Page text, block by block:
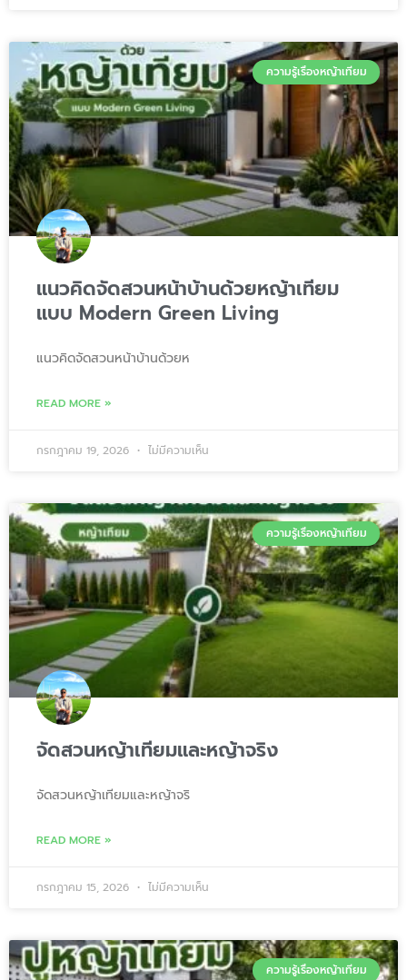
ความรู้เรื่องหญ้าเทียม
แนวคิดจัดสวนหน้าบ้านด้วยหญ้าเทียม
แบบ Modern Green Living
แนวคิดจัดสวนหน้าบ้านด้วยห
READ MORE »
กรกฎาคม 19, 2026 ไม่มีความเห็น
ความรู้เรื่องหญ้าเทียม
จัดสวนหญ้าเทียมและหญ้าจริง
จัดสวนหญ้าเทียมและหญ้าจริ
READ MORE »
กรกฎาคม 15, 2026 ไม่มีความเห็น
ความรู้เรื่องหญ้าเทียม